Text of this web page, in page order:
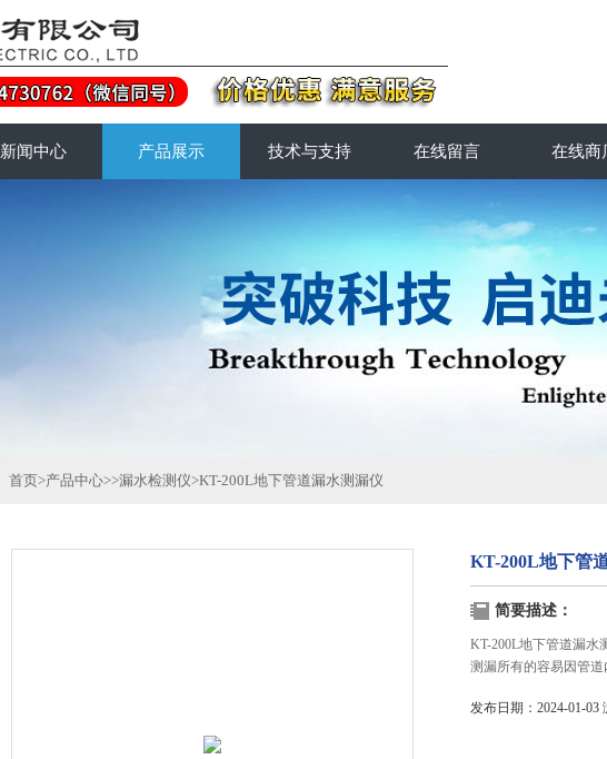
新闻中心 产品展示 技术与支持 在线留言 在线商
首页>产品中心>>漏水检测仪>KT-200L地下管道漏水测漏仪
KT-200L地下管
简要描述：
KT-200L地下管道漏水
测漏所有的容易因管道
发布日期：2024-01-03